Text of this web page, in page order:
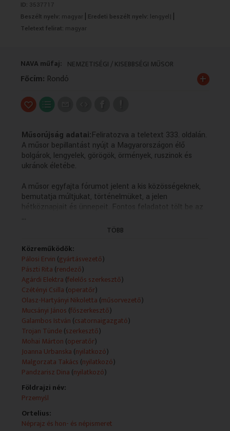
ID: 3537717
Beszélt nyelv: magyar | Eredeti beszélt nyelv: lengyel| |
Teletext felirat: magyar
NAVA műfaj: NEMZETISÉGI / KISEBBSÉGI MŰSOR
Főcím: Rondó +
Műsorújság adatai:Feliratozva a teletext 333. oldalán.
A műsor bepillantást nyújt a Magyarországon élő
bolgárok, lengyelek, görögök, örmények, ruszinok és
ukránok életébe.
A műsor egyfajta fórumot jelent a kis közösségeknek,
bemutatja múltjukat, történelmüket, a jelen
hétköznapjait és ünnepeit. Fontos feladatot tölt be az
anyanyelvi kultúra ápolásában, hiszen a forgatott
anyagok többsége az adott kisebbség nyelvén készül
Technikai leírás:
A műsorszolgáltatói információk (Műsorszolgáltatói
ismertető) forrása a teletext.
Műsorszolgáltatói ismertető:
- A Rondó mai műsorában
a 80 éves Lengyel Intézetet ünnepeljük,
és persze kínálunk néhány izgalmas kulturális
programot is.
- Az első világháborúban magyar honvédek védték a
lengyelországi
Przemysl erődjét az orosz csapatokkal szemben.
Lengyel történészek igyekeznek megőrizni emlékét
tanúskodnak.
- A Duna mentén - ezzel a címmel nyílt bolgár kortárs
képzőművészeti tárlat a Bolgár Kulturális Intézetben.
- Augusztus 1-jén 15 órától az Ördögkatlanban a
...
TÖBB
Közreműködők:
Pálosi Ervin (gyártásvezető)
Pászti Rita (rendező)
Agárdi Elektra (felelős szerkesztő)
Czétényi Csilla (operatőr)
Olasz-Hartyányi Nikoletta (műsorvezető)
Mucsányi János (főszerkesztő)
Galambos István (csatornaigazgató)
Trojan Tünde(szerkesztő)
Mohai Márton (operatőr)
Joanna Urbanska (nyilatkozó)
Malgorzata Takács (nyilatkozó)
Pandzarisz Dina (nyilatkozó)
Földrajzi név:
Przemyśl
Ortelius:
Néprajz és hon- és népismeret